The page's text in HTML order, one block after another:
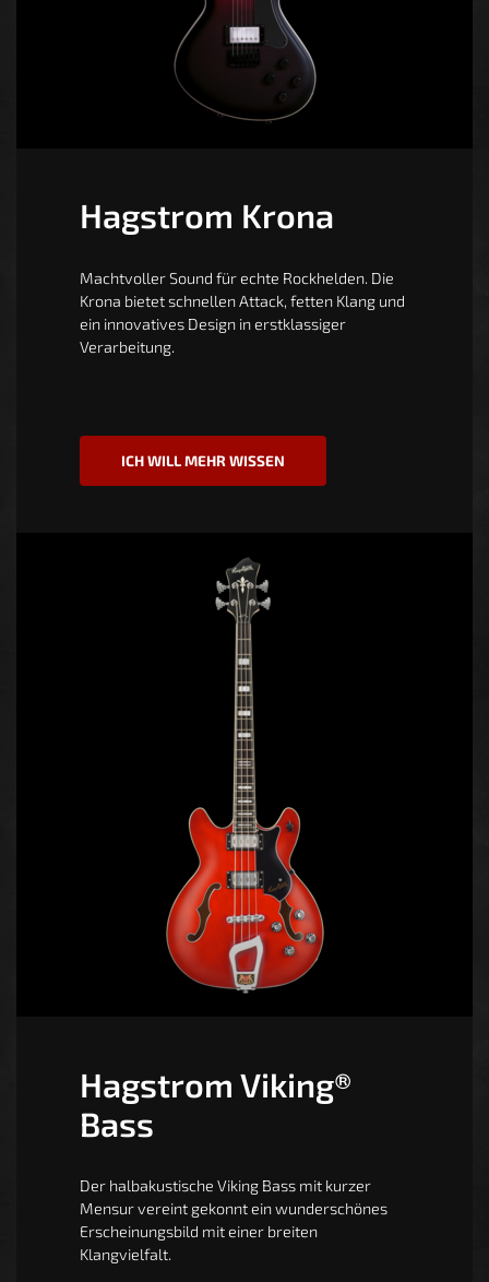
Hagstrom Krona
Machtvoller Sound für echte Rockhelden. Die
Krona bietet schnellen Attack, fetten Klang und
ein innovatives Design in erstklassiger
Verarbeitung.
ICH WILL MEHR WISSEN
Hagstrom Viking®
Bass
Der halbakustische Viking Bass mit kurzer
Mensur vereint gekonnt ein wunderschönes
Erscheinungsbild mit einer breiten
Klangvielfalt.